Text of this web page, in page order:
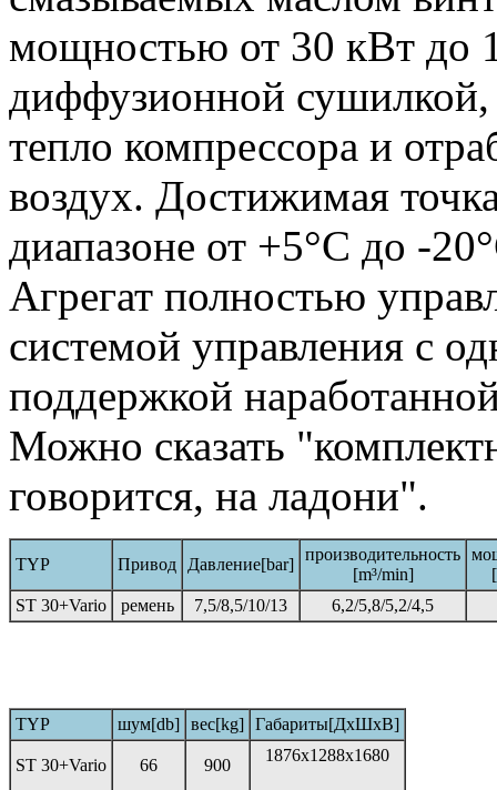
мощностью от 30 кВт до
диффузионной
тепло компрессора и
воздух. Достижимая
диапазоне от +5°C до -
Агрегат полностью
системой управления с
поддержкой
Можно сказать
говорится, на ладони".
TYP Привод Давление[bar]
производительность
[m³/min]
ST 30+Vario
ремень 7,5/8,5/10/13 6,2/5,8/5,2/4,5
TYP шум[db] вес[kg] Габариты[ДхШхВ]
ST 30+Vario 66 900
1876x1288x1680